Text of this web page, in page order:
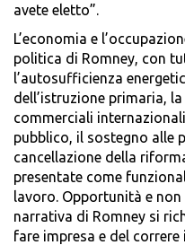
avete eletto”.
L’economia e
politica di Romney, con
l’autosufficienza
dell’istruzione primaria,
commerciali
pubblico, il sostegno alle
cancellazione della
presentate come
lavoro. Opportunità e
narrativa di Romney si
fare impresa e del